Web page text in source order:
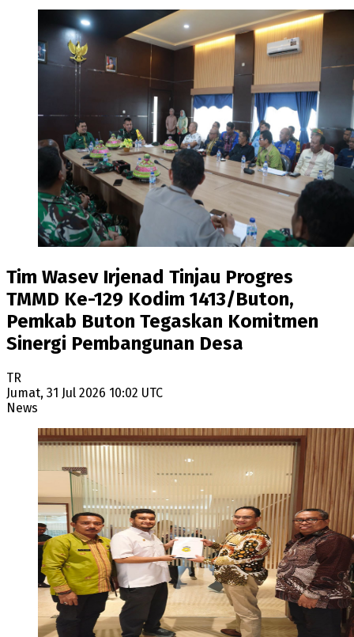
Tim Wasev Irjenad Tinjau Progres
TMMD Ke-129 Kodim 1413/Buton,
Pemkab Buton Tegaskan Komitmen
Sinergi Pembangunan Desa
TR
Jumat, 31 Jul 2026 10:02 UTC
News